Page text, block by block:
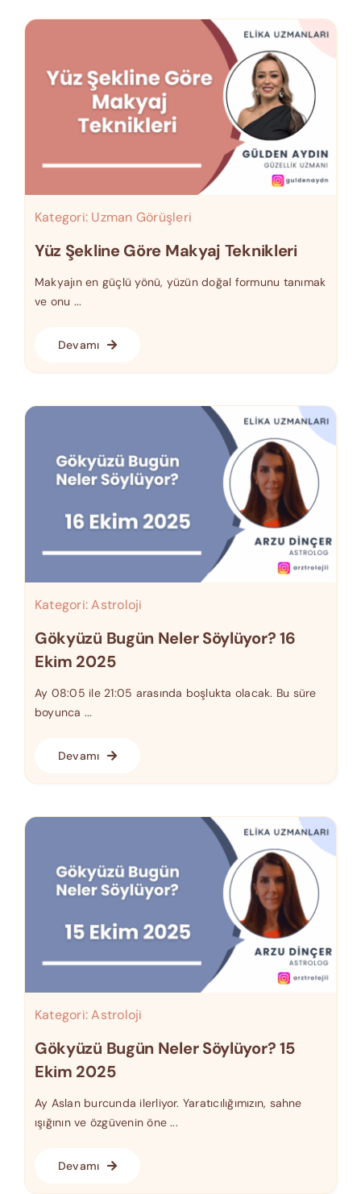
Kategori: Uzman Görüşleri
Yüz Şekline Göre Makyaj Teknikleri
Makyajın en güçlü yönü, yüzün doğal formunu tanımak
ve onu ...
Devamı
Kategori:Astroloji
Gökyüzü Bugün Neler Söylüyor? 16
Ekim 2025
Ay 08:05 ile 21:05 arasında boşlukta olacak. Bu süre
boyunca ...
Devamı
Kategori:Astroloji
Gökyüzü Bugün Neler Söylüyor? 15
Ekim 2025
Ay Aslan burcunda ilerliyor. Yaratıcılığımızın, sahne
ışığının ve özgüvenin öne ...
Devamı